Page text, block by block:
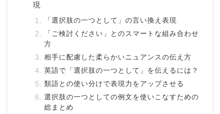
現
「選択肢の一つとして」の言い換え表現
「ご検討ください」とのスマートな組み合わせ
方
相手に配慮した柔らかいニュアンスの伝え方
英語で「選択肢の一つとして」を伝えるには？
類語との使い分けで表現力をアップさせる
選択肢の一つとしての例文を使いこなすための
総まとめ